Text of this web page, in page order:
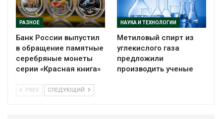
РАЗНОЕ
Банк России выпустил
в обращение памятные
серебряные монеты
серии «Красная книга»
НАУКА И ТЕХНОЛОГИИ
Метиловый спирт из
углекислого газа
предложили
производить ученые
PREV СЛЕДУЮЩИЙ